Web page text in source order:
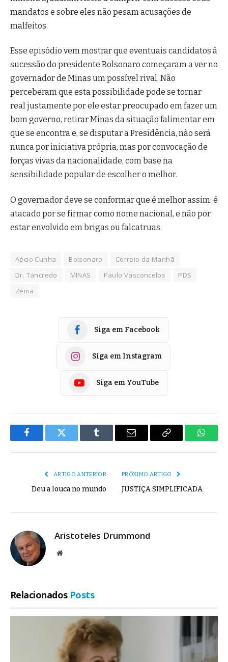
mandatos e sobre eles não pesam acusações de
malfeitos.
Esse episódio vem mostrar que eventuais candidatos à
sucessão do presidente Bolsonaro começaram a ver no
governador de Minas um possível rival. Não
perceberam que esta possibilidade pode se tornar
real justamente por ele estar preocupado em fazer um
bom governo, retirar Minas da situação falimentar em
que se encontra e, se disputar a Presidência, não será
nunca por iniciativa própria, mas por convocação de
forças vivas da nacionalidade, com base na
sensibilidade popular de escolher o melhor.
O governador deve se conformar que é melhor assim: é
atacado por se firmar como nome nacional, e não por
estar envolvido em brigas ou falcatruas.
Aécio Cunha Bolsonaro
Correio da Manhã
Dr. Tancredo
MINAS Paulo Vasconcelos
PDS
Zema
Siga em Facebook
Siga em Instagram
Siga em YouTube
FacebookTwitter Tumblr
E-
Copiar
ARTIGO ANTERIOR
Deu a louca no mundo
PRÓXIMO ARTIGO
JUSTIÇA SIMPLIFICADA
Aristoteles Drummond
Site
Relacionados Posts